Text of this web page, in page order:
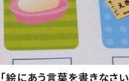
「絵にあう言葉を書きなさ